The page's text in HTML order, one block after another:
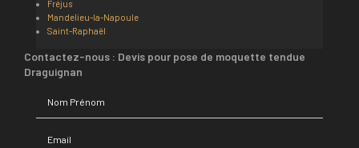
Fréjus
Mandelieu-la-Napoule
Saint-Raphaël
Contactez-nous : Devis pour pose de moquette tendue
Draguignan